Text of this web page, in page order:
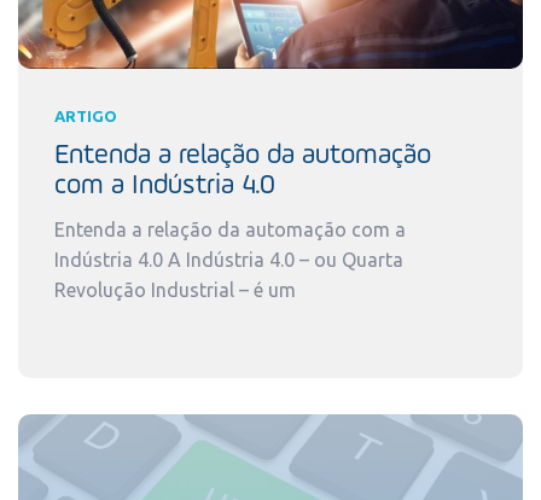
ARTIGO
Entenda a relação da automação
com a Indústria 4.0
Entenda a relação da automação com a
Indústria 4.0 A Indústria 4.0 – ou Quarta
Revolução Industrial – é um